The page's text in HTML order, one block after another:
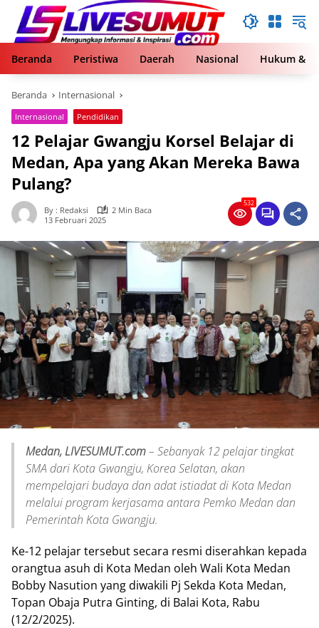
Langsung
konten
Beranda
Peristiwa Daerah Nasional Hukum &
Beranda Internasional
Internasional Pendidikan
12 Pelajar Gwangju Korsel Belajar di
Medan, Apa yang Akan Mereka Bawa
Pulang?
By : Redaksi
2 Min Baca
13 Februari 2025
532
Medan, LIVESUMUT.com– Sebanyak 12 pelajar tingkat
SMA dari Kota Gwangju, Korea Selatan, akan
mempelajari budaya dan adat istiadat di Kota Medan
melalui program kerjasama antara Pemko Medan dan
Pemerintah Kota Gwangju.
Ke-12 pelajar tersebut secara resmi diserahkan kepada
orangtua asuh di Kota Medan oleh Wali Kota Medan
Bobby Nasution yang diwakili Pj Sekda Kota Medan,
Topan Obaja Putra Ginting, di Balai Kota, Rabu
(12/2/2025).